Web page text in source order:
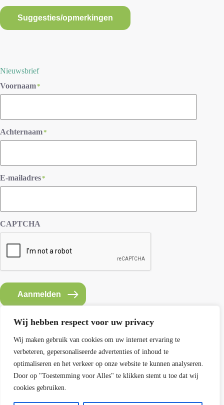
Wij hebben respect voor uw privacy
Wij maken gebruik van cookies om uw internet ervaring te
verbeteren, gepersonaliseerde advertenties of inhoud te
optimaliseren en het verkeer op onze website te kunnen analyseren.
Door op "Toestemming voor Alles" te klikken stemt u toe dat wij
cookies gebruiken.
Suggesties/opmerkingen
Nieuwsbrief
Voornaam*
Achternaam*
E-mailadres*
CAPTCHA
Aanmelden
Contact SEMH
E: info@semh.info
T: 085-8769770